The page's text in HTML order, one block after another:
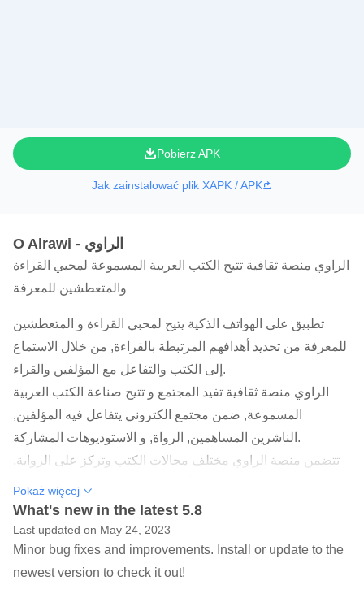
Pobierz APK
Jak zainstalować plik XAPK / APK
O Alrawi - الراوي
الراوي منصة ثقافية تتيح الكتب العربية المسموعة لمحبي القراءة
والمتعطشين للمعرفة
تطبيق على الهواتف الذكية يتيح لمحبي القراءة و المتعطشين
للمعرفة من تحديد أهدافهم المرتبطة بالقراءة, من خلال الاستماع
إلى الكتب والتفاعل مع المؤلفين والقراء.
الراوي منصة ثقافية تفيد المجتمع و تتيح صناعة الكتب العربية
المسموعة, ضمن مجتمع الكتروني يتفاعل فيه المؤلفين,
الناشرين المساهمين, الرواة, و الاستوديوهات المشاركة.
تتضمن منصة الراوي مختلف مجالات الكتب وتركز على الرواية,
كل ما عليك هو تحميل التطبيق, الاشتراك, والاستماع للكتب
رحلة الألف ميل تبدأ بخطوة ..
سيساعدك الراوي في أن تبدأ هذه الرحلة; حيث سيكون التطبيق
Pokaż więcej
What's new in the latest 5.8
Last updated on May 24, 2023
Minor bug fixes and improvements. Install or update to the
newest version to check it out!